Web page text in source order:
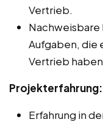
Vertrieb.
Aufgaben, die
Vertrieb
Projekterfahrung:
Erfahrung in